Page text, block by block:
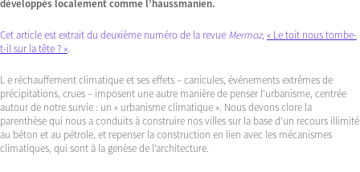
développés localement comme l’haussmanien.
Cet article est extrait du deuxième numéro de la revue Mermoz, « Le toit nous tombe-
t-il sur la tête ? ».
L e réchauffement climatique et ses effets – canicules, événements extrêmes de
précipitations, crues – imposent une autre manière de penser l’urbanisme, centrée
autour de notre survie : un « urbanisme climatique ». Nous devons clore la
parenthèse qui nous a conduits à construire nos villes sur la base d’un recours illimité
au béton et au pétrole, et repenser la construction en lien avec les mécanismes
climatiques, qui sont à la genèse de l’architecture.